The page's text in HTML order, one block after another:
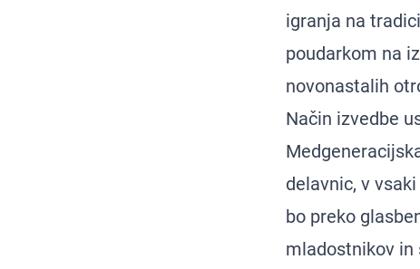
igranja na
poudarkom na
novonastalih
Način izvedbe
delavnic, v
bo preko
mladostnikov in